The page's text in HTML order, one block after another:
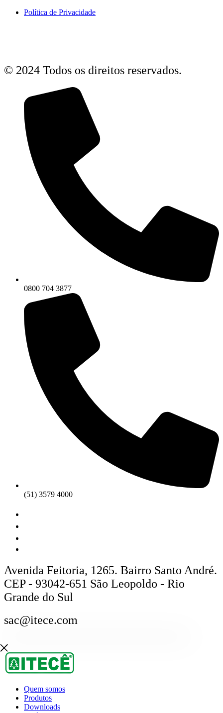
Política de Privacidade
© 2024 Todos os direitos reservados.
0800 704 3877
(51) 3579 4000
Avenida Feitoria, 1265. Bairro Santo André.
CEP - 93042-651 São Leopoldo - Rio
Grande do Sul
sac@itece.com
Quem somos
Produtos
Downloads